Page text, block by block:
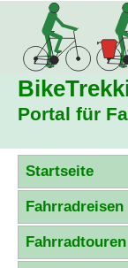
Portal für
Startseite
Fahrradreisen
Fahrradtouren